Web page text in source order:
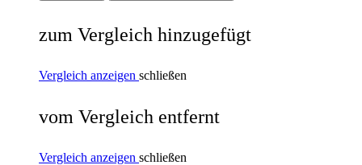
zum Vergleich hinzugefügt
Vergleich anzeigen schließen
vom Vergleich entfernt
Vergleich anzeigen schließen